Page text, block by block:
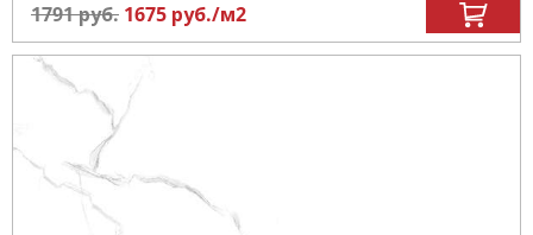
1791руб. 1675 руб./м2